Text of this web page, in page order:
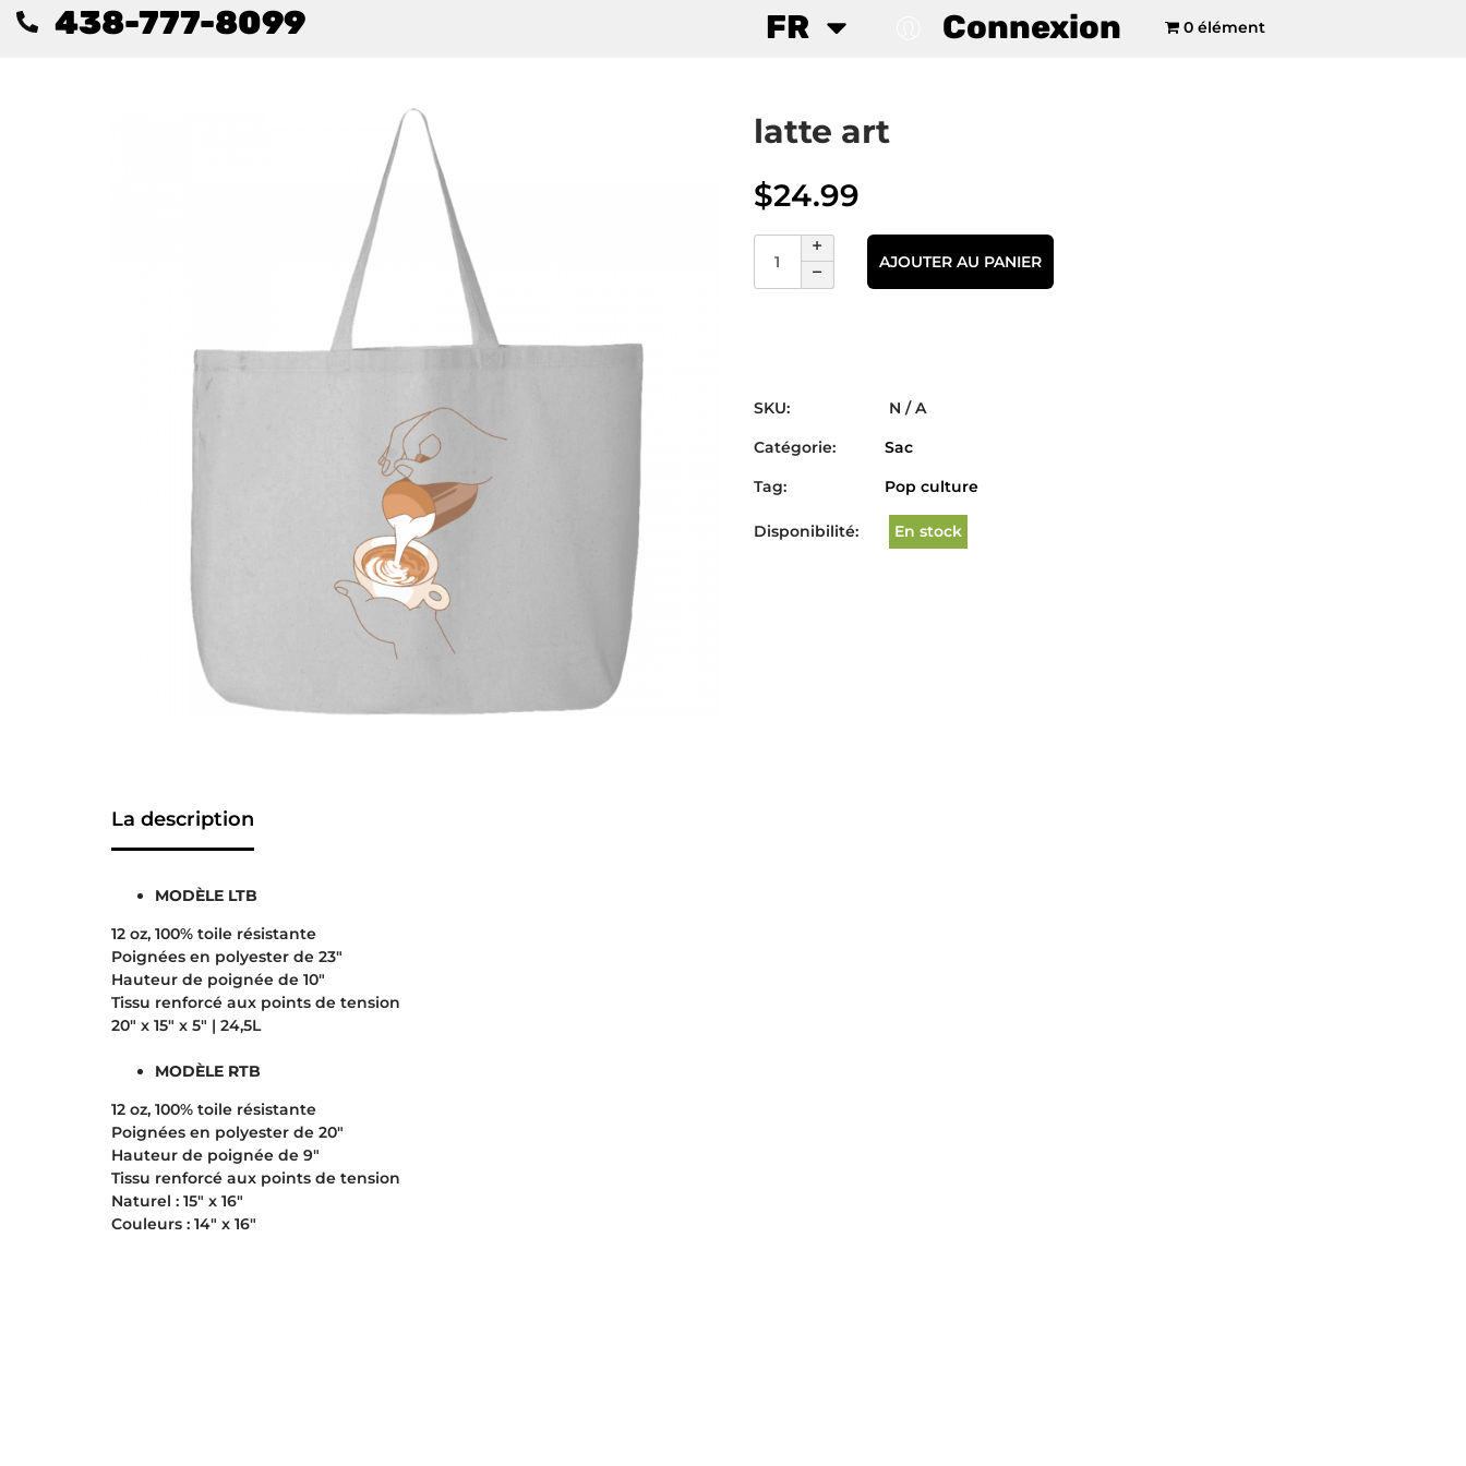
438-777-8099 FR Connexion 0 élément
latte art
$24.99
AJOUTER AU PANIER
SKU:
N / A
Catégorie:
Sac
Tag:
Pop culture
Disponibilité: En stock
La description
MODÈLE LTB
12 oz, 100% toile résistante
Poignées en polyester de 23″
Hauteur de poignée de 10″
Tissu renforcé aux points de tension
20″ x 15″ x 5″ | 24,5L
MODÈLE RTB
12 oz, 100% toile résistante
Poignées en polyester de 20″
Hauteur de poignée de 9″
Tissu renforcé aux points de tension
Naturel : 15″ x 16″
Couleurs : 14″ x 16″